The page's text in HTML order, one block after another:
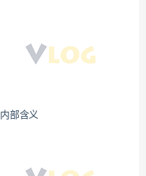
内部含义